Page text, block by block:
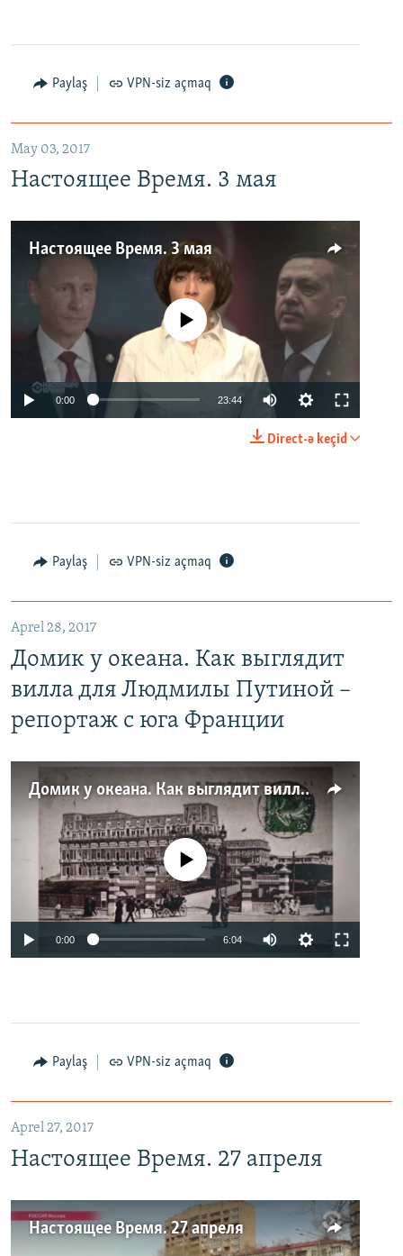
Paylaş VPN-siz açmaq
May 03, 2017
Настоящее Время. 3 мая
Настоящее Время. 3 мая
No media source currently available
0:00 23:44
Direct-ə keçid
Paylaş VPN-siz açmaq
Aprel 28, 2017
Домик у океана. Как выглядит
вилла для Людмилы Путиной –
репортаж с юга Франции
Домик у океана. Как выглядит вилла для Людмилы Путиной – репортаж с юга Франции
No media source currently available
0:00 6:04
Paylaş VPN-siz açmaq
Aprel 27, 2017
Настоящее Время. 27 апреля
Настоящее Время. 27 апреля